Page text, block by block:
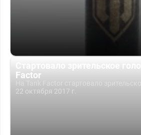
Factor
22 октября 2017 г.